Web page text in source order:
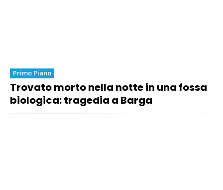
Primo Piano
Trovato morto nella notte in una fossa
biologica: tragedia a Barga